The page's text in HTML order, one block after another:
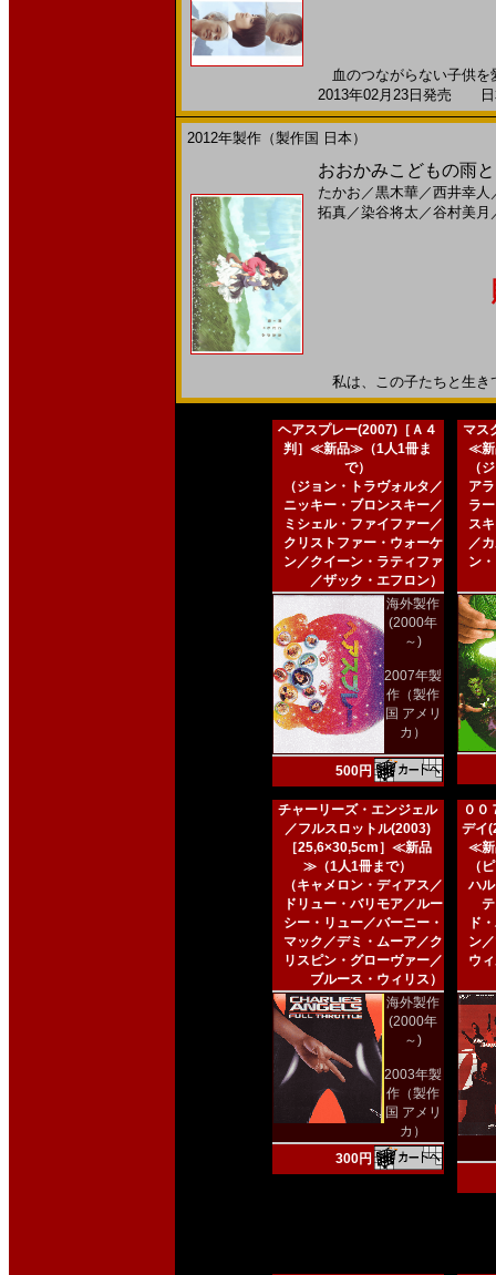
血のつながらない子供を
2013年02月23日発売 日
2012年製作（製作国 日本）
おおかみこどもの雨
たかお ／黒木華／西井幸人
拓真／染谷将太 ／谷村美月
私は、この子たちと生
ヘアスプレー(2007)［Ａ４
判］≪新品≫（1人1冊ま
で）
（ジョン・トラヴォルタ／
ニッキー・ブロンスキー／
ミシェル・ファイファー／
クリストファー・ウォーケ
ン／クイーン・ラティファ
／ザック・エフロン）
海外製作
(2000年
～)
2007年製
作（製作
国 アメリ
カ）
500円
マス
≪新
（
ア
ラ
ス
／
ン
チャーリーズ・エンジェル
／フルスロットル(2003)
［25,6×30,5cm］≪新品
≫（1人1冊まで）
（キャメロン・ディアス／
ドリュー・バリモア／ルー
シー・リュー／バーニー・
マック／デミ・ムーア／ク
リスピン・グローヴァー／
ブルース・ウィリス）
海外製作
(2000年
～)
2003年製
作（製作
国 アメリ
カ）
300円
００
デイ
≪新
（
ハ
ド
ン
ウ